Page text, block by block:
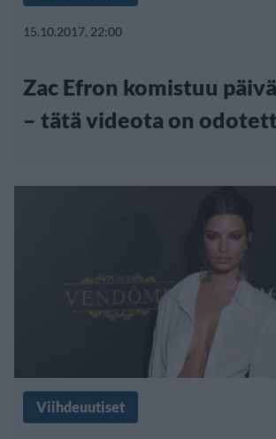
15.10.2017, 22:00
Zac Efron komistuu
– tätä videota on
Viihdeuutiset